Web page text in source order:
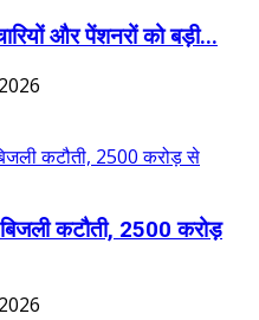
और पेंशनरों को बड़ी...
कटौती, 2500 करोड़